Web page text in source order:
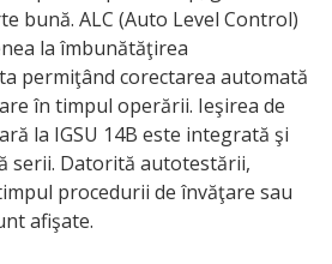
bună. ALC (Auto Level Control)
la îmbunătăţirea
permiţând corectarea automată
în timpul operării. Ieşirea de
la IGSU 14B este integrată şi
serii. Datorită autotestării,
procedurii de învăţare sau
afişate.